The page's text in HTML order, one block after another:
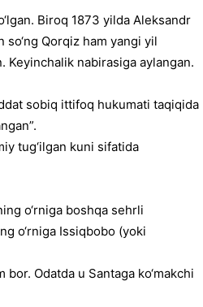
Biroq 1873 yilda Aleksandr
Qorqiz ham yangi yil
Keyinchalik nabirasiga aylangan.
sobiq ittifoq hukumati taqiqida
tug‘ilgan kuni sifatida
o‘rniga boshqa sehrli
o‘rniga Issiqbobo (yoki
Odatda u Santaga ko‘makchi